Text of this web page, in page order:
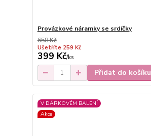
Provázkové náramky se srdíčky
658 Kč
Ušetříte 259 Kč
399 Kč/ks
Přidat do košíku
V DÁRKOVÉM BALENÍ
Akce